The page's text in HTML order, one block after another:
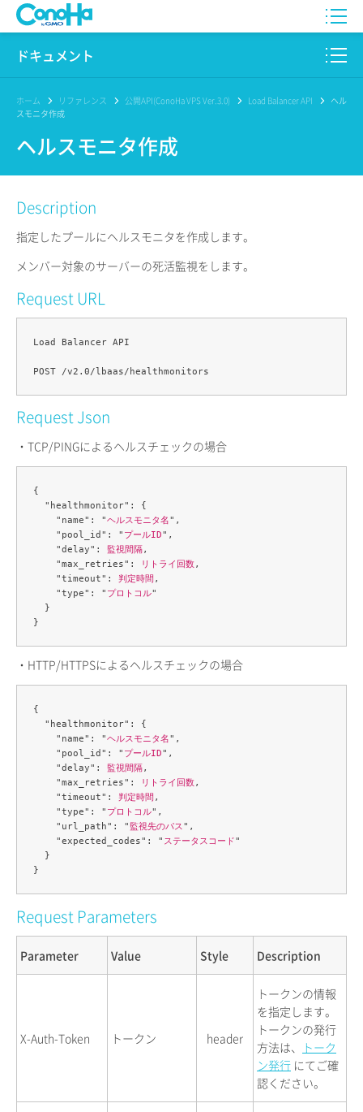
WING
Pencil
サービス一覧
ログイン
ドキュメント
このサイトについて
プロダクト
リファレンス
リリースノート
ホーム リファレンス 公開API(ConoHa VPS Ver.3.0) Load Balancer API
ヘル
スモニタ作成
ヘルスモニタ作成
Description
指定したプールにヘルスモニタを作成します。
メンバー対象のサーバーの死活監視をします。
Request URL
Load Balancer API
Request Json
・TCP/PINGによるヘルスチェックの場合
{
  "healthmonitor": {
    "name": "
ヘルスモニタ名",
    "pool_id": "
プールID",
    "delay":
監視間隔,
    "max_retries":
リトライ回数,
    "timeout":
判定時間 ,
    "type": "
プロトコル"
  }
・HTTP/HTTPSによるヘルスチェックの場合
{
  "healthmonitor": {
    "name": "
ヘルスモニタ名",
    "pool_id": "
プールID",
    "delay":
監視間隔,
    "max_retries":
リトライ回数,
    "timeout":
判定時間 ,
    "type": "
プロトコル",
    "url_path": "
監視先のパス",
    "expected_codes": "
ステータスコード"
  }
Request Parameters
Parameter Value Style Description
X-Auth-Token トークン header
トークンの情報
を指定します。
トークンの発行
方法は、
トーク
ン発行 にてご確
認ください。